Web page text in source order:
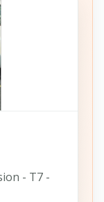
- T7 -